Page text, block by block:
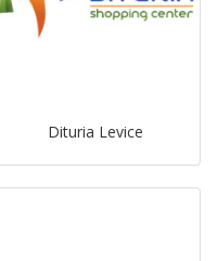
Dituria Levice